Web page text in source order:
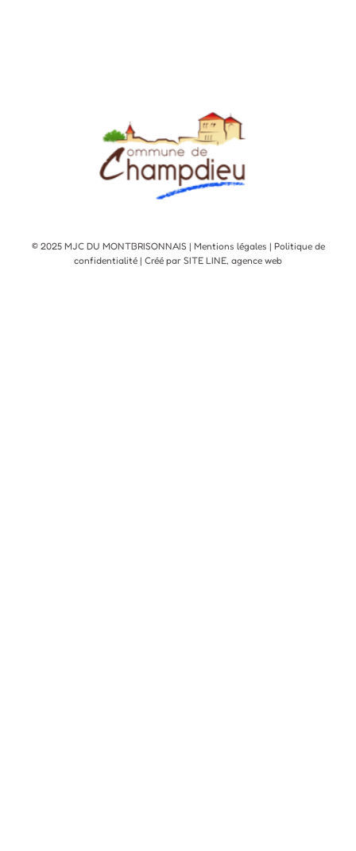
© 2025 MJC DU MONTBRISONNAIS | Mentions légales | Politique de
confidentialité | Créé par SITE LINE, agence web